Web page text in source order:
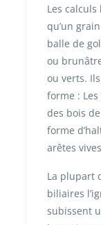
Les
qu’un
balle de
ou
ou verts.
forme :
des bois
forme
arêtes
La plupart
biliaires
subissent